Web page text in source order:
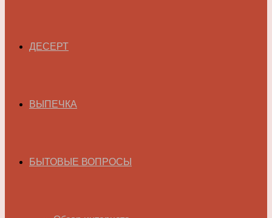
ДЕСЕРТ
ВЫПЕЧКА
БЫТОВЫЕ ВОПРОСЫ